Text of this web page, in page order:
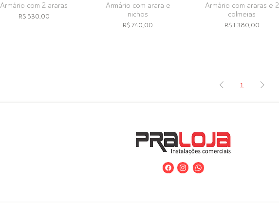
Armário com 2 araras
Preço
R$ 530,00
Armário com arara e
nichos
Preço
R$ 740,00
Armário com araras e 2
colmeias
Preço
R$ 1.380,00
1